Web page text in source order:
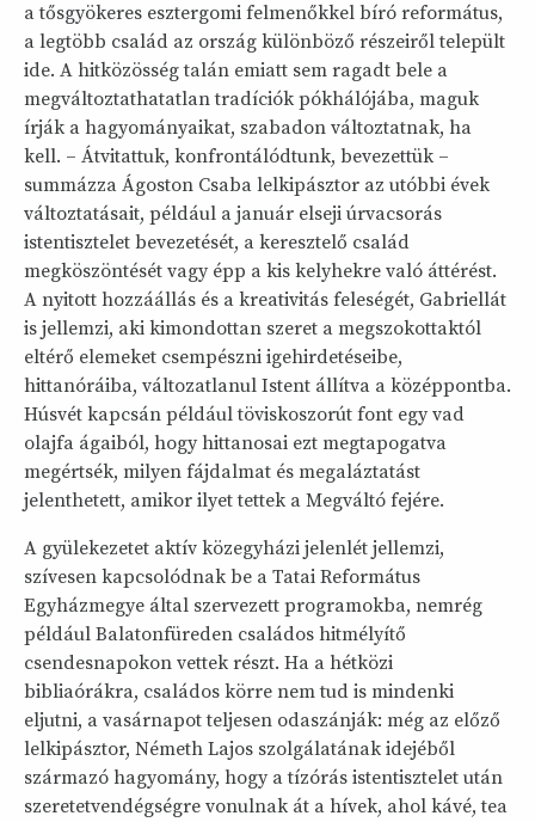
a tősgyökeres esztergomi felmenőkkel bíró református,
a legtöbb család az ország különböző részeiről települt
ide. A hitközösség talán emiatt sem ragadt bele a
megváltoztathatatlan tradíciók pókhálójába, maguk
írják a hagyományaikat, szabadon változtatnak, ha
kell. – Átvitattuk, konfrontálódtunk, bevezettük –
summázza Ágoston Csaba lelkipásztor az utóbbi évek
változtatásait, például a január elseji úrvacsorás
istentisztelet bevezetését, a keresztelő család
megköszöntését vagy épp a kis kelyhekre való áttérést.
A nyitott hozzáállás és a kreativitás feleségét, Gabriellát
is jellemzi, aki kimondottan szeret a megszokottaktól
eltérő elemeket csempészni igehirdetéseibe,
hittanóráiba, változatlanul Istent állítva a középpontba.
Húsvét kapcsán például töviskoszorút font egy vad
olajfa ágaiból, hogy hittanosai ezt megtapogatva
megértsék, milyen fájdalmat és megaláztatást
jelenthetett, amikor ilyet tettek a Megváltó fejére.
A gyülekezetet aktív közegyházi jelenlét jellemzi,
szívesen kapcsolódnak be a Tatai Református
Egyházmegye által szervezett programokba, nemrég
például Balatonfüreden családos hitmélyítő
csendesnapokon vettek részt. Ha a hétközi
bibliaórákra, családos körre nem tud is mindenki
eljutni, a vasárnapot teljesen odaszánják: még az előző
lelkipásztor, Németh Lajos szolgálatának idejéből
származó hagyomány, hogy a tízórás istentisztelet után
szeretetvendégségre vonulnak át a hívek, ahol kávé, tea